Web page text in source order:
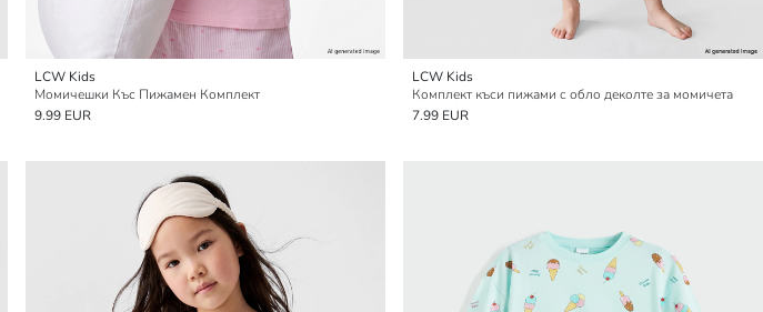
LCW Kids
Момичешки Къс Пижамен Комплект
9.99 EUR
LCW Kids
Комплект къси пижами с обло деколте за момичета
7.99 EUR